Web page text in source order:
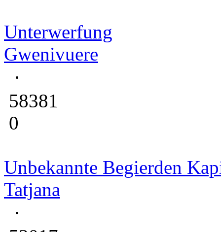
Unterwerfung
Gwenivuere
58381
0
Unbekannte Begierden
Tatjana